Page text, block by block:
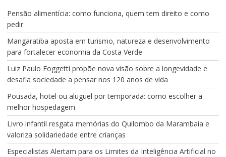
Pensão alimentícia: como funciona, quem tem direito e como
pedir
Mangaratiba aposta em turismo, natureza e desenvolvimento
para fortalecer economia da Costa Verde
Luiz Paulo Foggetti propõe nova visão sobre a longevidade e
desafia sociedade a pensar nos 120 anos de vida
Pousada, hotel ou aluguel por temporada: como escolher a
melhor hospedagem
Livro infantil resgata memórias do Quilombo da Marambaia e
valoriza solidariedade entre crianças
Especialistas Alertam para os Limites da Inteligência Artificial no